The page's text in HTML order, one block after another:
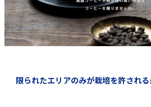
限られたエリアのみが栽培を許され